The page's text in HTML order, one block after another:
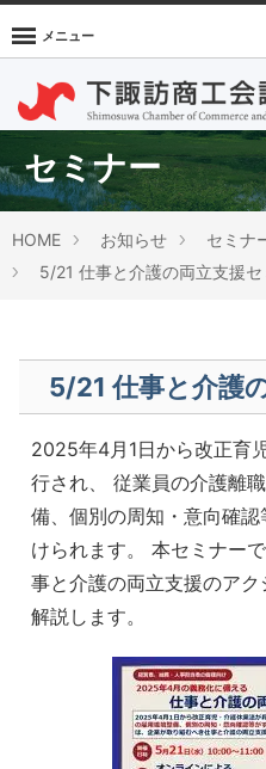
メニュー
セミナー
HOME お知らせ
セミナ
5/21 仕事と介護の両立支援セ
5/21 仕事と介護
2025年4月1日から改正育
行され、 従業員の介護離
備、個別の周知・意向確
けられます。 本セミナー
事と介護の両立支援のア
解説します。